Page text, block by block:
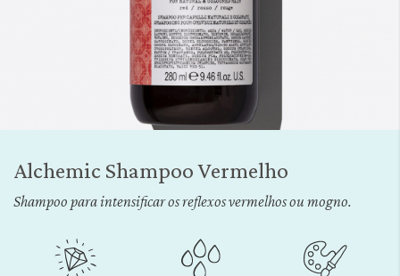
início
Alchemic Shampoo Vermelho
Shampoo para intensificar os reflexos vermelhos ou mogno.